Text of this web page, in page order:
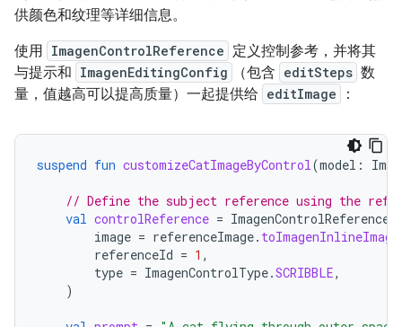
供颜色和纹理等详细信息。
使用 ImagenControlReference 定义控制参考，并将其
与提示和 ImagenEditingConfig （包含 editSteps 数
量，值越高可以提高质量）一起提供给 editImage ：
suspend fun customizeCatImageByControl(model :
// Define the subject reference using the
val controlReference = ImagenControlReference
image = referenceImage. toImagenInlineImage
referenceId = 1 ,
type = ImagenControlType.SCRIBBLE,
)